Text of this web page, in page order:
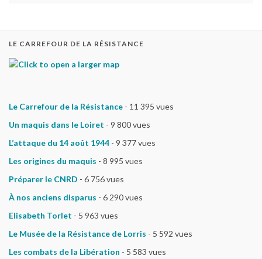
LE CARREFOUR DE LA RÉSISTANCE
Le Carrefour de la Résistance - 11 395 vues
Un maquis dans le Loiret - 9 800 vues
L’attaque du 14 août 1944 - 9 377 vues
Les origines du maquis - 8 995 vues
Préparer le CNRD - 6 756 vues
À nos anciens disparus - 6 290 vues
Elisabeth Torlet - 5 963 vues
Le Musée de la Résistance de Lorris - 5 592 vues
Les combats de la Libération - 5 583 vues